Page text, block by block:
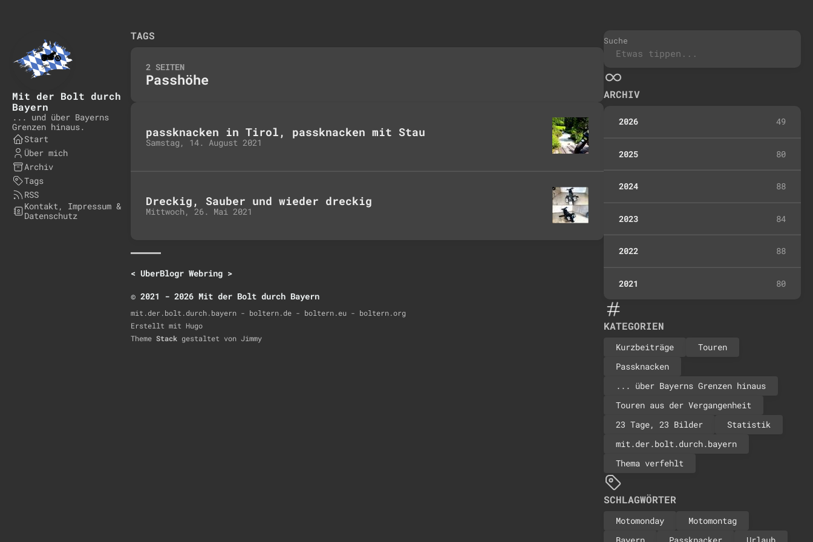
Mit der Bolt durch
Bayern
... und über Bayerns
Grenzen hinaus.
Start
Über mich
Archiv
Tags
RSS
Kontakt, Impressum &
Datenschutz
Suche
ARCHIV
2026 49
2025 80
2024 88
2023 84
2022 88
2021 80
KATEGORIEN
Kurzbeiträge
Touren
Passknacken
... über Bayerns Grenzen hinaus
Touren aus der Vergangenheit
23 Tage, 23 Bilder
Statistik
mit.der.bolt.durch.bayern
Thema verfehlt
SCHLAGWÖRTER
Motomonday
Motomontag
Bayern
Passknacker Urlaub
TAGS
2 SEITEN
Passhöhe
passknacken in Tirol, passknacken mit Stau
Samstag, 14. August 2021
Dreckig, Sauber und wieder dreckig
Mittwoch, 26. Mai 2021
< UberBlogr Webring >
© 2021 - 2026 Mit der Bolt durch Bayern
mit.der.bolt.durch.bayern - boltern.de - boltern.eu - boltern.org
Erstellt mit Hugo
Theme Stackgestaltet von Jimmy